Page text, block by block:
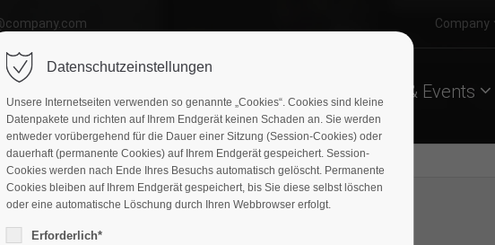
dolor sit amet:
/ 365days
Cybersteel Inc.
376-293 City Road, Suite 600
San Francisco, CA 94102
Have any questions?
+44 1234 567 890
Company
News & Events
Tab
Datenschutzeinstellungen
Unsere Internetseiten verwenden so genannte „Cookies“. Cookies sind kleine
Datenpakete und richten auf Ihrem Endgerät keinen Schaden an. Sie werden
entweder vorübergehend für die Dauer einer Sitzung (Session-Cookies) oder
dauerhaft (permanente Cookies) auf Ihrem Endgerät gespeichert. Session-
Cookies werden nach Ende Ihres Besuchs automatisch gelöscht. Permanente
Cookies bleiben auf Ihrem Endgerät gespeichert, bis Sie diese selbst löschen
oder eine automatische Löschung durch Ihren Webbrowser erfolgt.
Erforderlich*